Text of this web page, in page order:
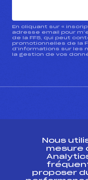
En cliquant sur «
adresse email pour
de la FFS, qui peut
promotionnelles de la
d’informations sur les
la gestion de vos
ESPACE PRESSE
Ressources
Nous
mesure
proposer